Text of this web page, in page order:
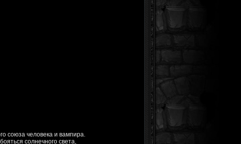
союза человека и вампира.
солнечного света,